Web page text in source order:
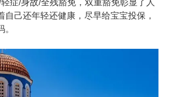
自己还年轻还健康，尽早给宝宝投保，
。